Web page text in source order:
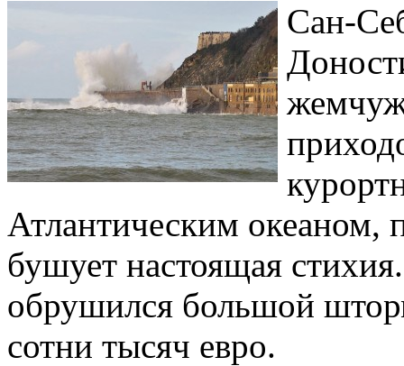
Сан-
Атлантическим океаном,
бушует настоящая
обрушился большой
сотни тысяч евро.